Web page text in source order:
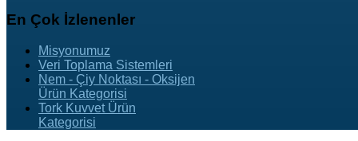
En Çok İzlenenler
Misyonumuz
Veri Toplama Sistemleri
Nem - Çiy Noktası - Oksijen
Ürün Kategorisi
Tork Kuvvet Ürün
Kategorisi